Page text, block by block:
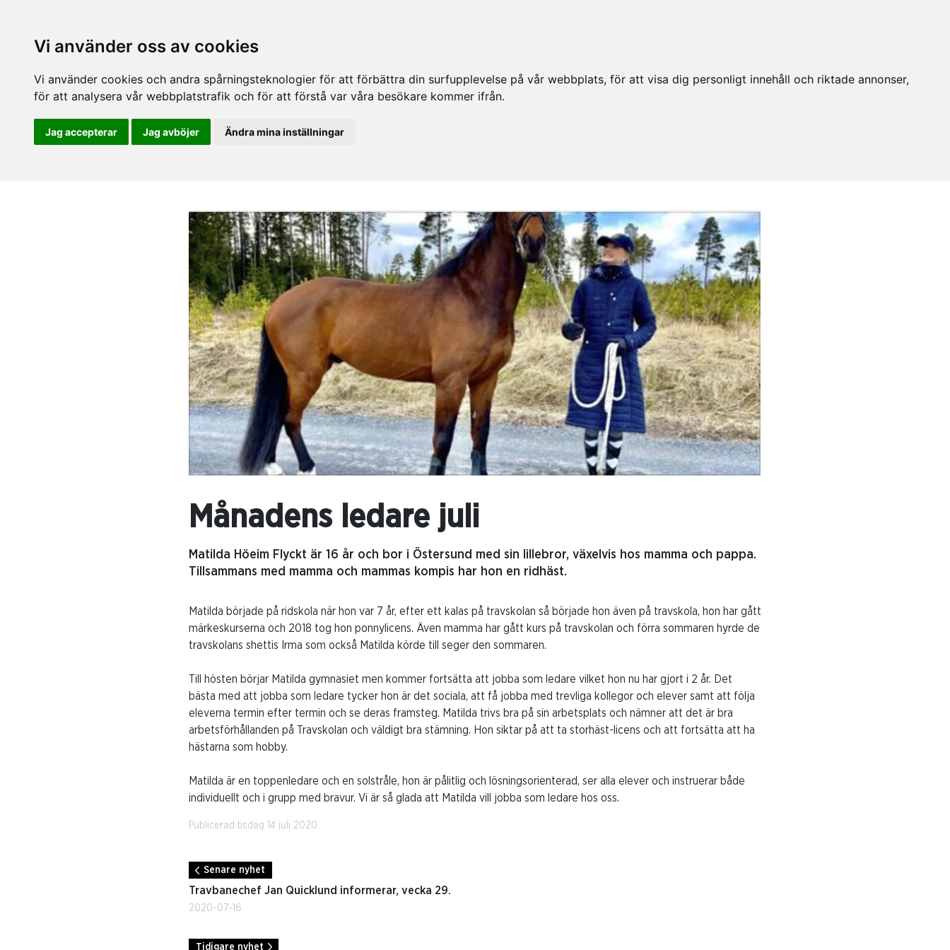
Vi använder oss av cookies
Vi använder cookies och andra spårningsteknologier för att förbättra din surfupplevelse på vår webbplats, för att visa dig personligt innehåll och riktade annonser,
för att analysera vår webbplatstrafik och för att förstå var våra besökare kommer ifrån.
Jag accepterar Jag avböjer Ändra mina inställningar
Månadens ledare juli
Matilda Höeim Flyckt är 16 år och bor i Östersund med sin lillebror, växelvis hos mamma och pappa.
Tillsammans med mamma och mammas kompis har hon en ridhäst.
Matilda började på ridskola när hon var 7 år, efter ett kalas på travskolan så började hon även på travskola, hon har gått
märkeskurserna och 2018 tog hon ponnylicens. Även mamma har gått kurs på travskolan och förra sommaren hyrde de
travskolans shettis Irma som också Matilda körde till seger den sommaren.
Till hösten börjar Matilda gymnasiet men kommer fortsätta att jobba som ledare vilket hon nu har gjort i 2 år. Det
bästa med att jobba som ledare tycker hon är det sociala, att få jobba med trevliga kollegor och elever samt att följa
eleverna termin efter termin och se deras framsteg. Matilda trivs bra på sin arbetsplats och nämner att det är bra
arbetsförhållanden på Travskolan och väldigt bra stämning. Hon siktar på att ta storhäst-licens och att fortsätta att ha
hästarna som hobby.
Matilda är en toppenledare och en solstråle, hon är pålitlig och lösningsorienterad, ser alla elever och instruerar både
individuellt och i grupp med bravur. Vi är så glada att Matilda vill jobba som ledare hos oss.
Publicerad tisdag 14 juli 2020.
Senare nyhet
Travbanechef Jan Quicklund informerar, vecka 29.
2020-07-16
Tidigare nyhet